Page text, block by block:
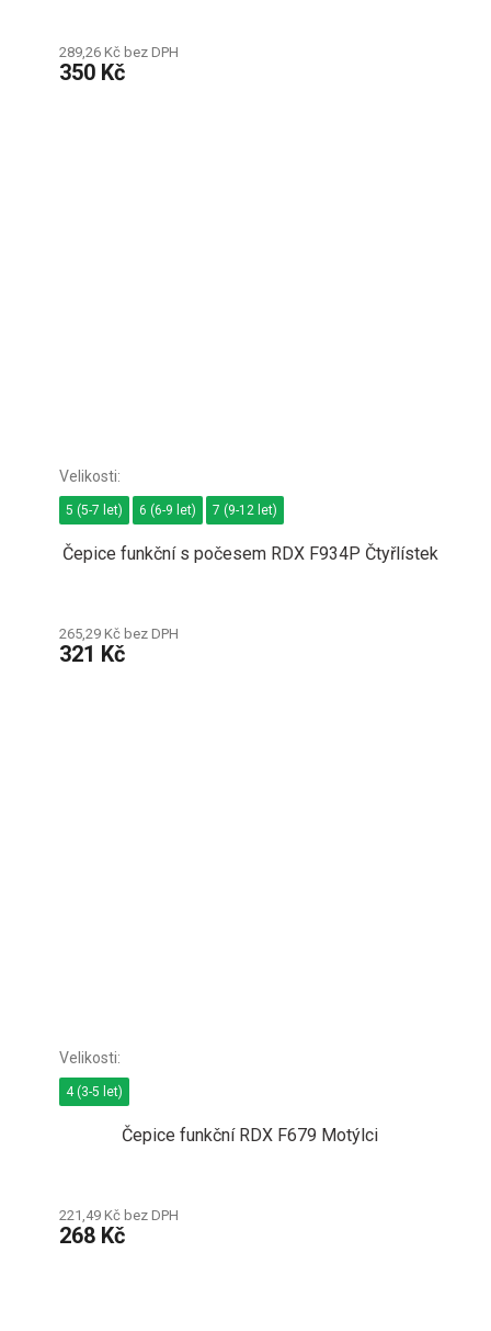
289,26 Kč bez DPH
350 Kč
Čepice funkční s počesem RDX F934P Čtyřlístek
265,29 Kč bez DPH
321 Kč
5 (5-7 let) 6 (6-9 let) 7 (9-12 let)
Čepice funkční RDX F679 Motýlci
221,49 Kč bez DPH
268 Kč
4 (3-5 let)